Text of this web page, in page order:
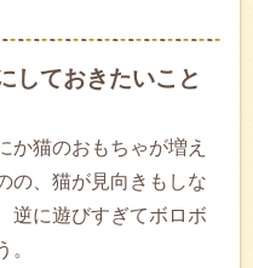
しておきたいこと
か猫のおもちゃが増え
の、猫が見向きもしな
逆に遊びすぎてボロボ
。